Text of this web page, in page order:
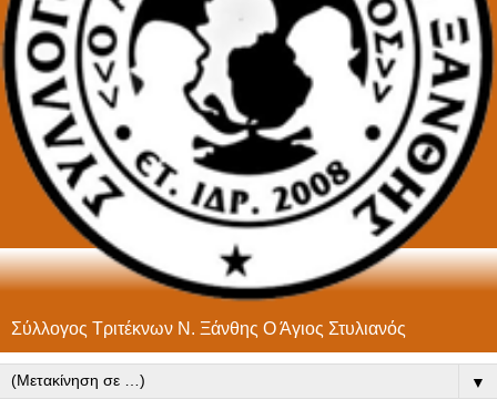
Σύλλογος Τριτέκνων Ν. Ξάνθης Ο Άγιος Στυλιανός
▼